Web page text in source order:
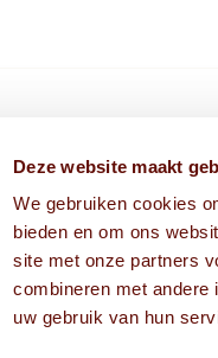
Deze website maakt
We gebruiken cookies
bieden en om ons
site met onze partners
combineren met
uw gebruik van hun